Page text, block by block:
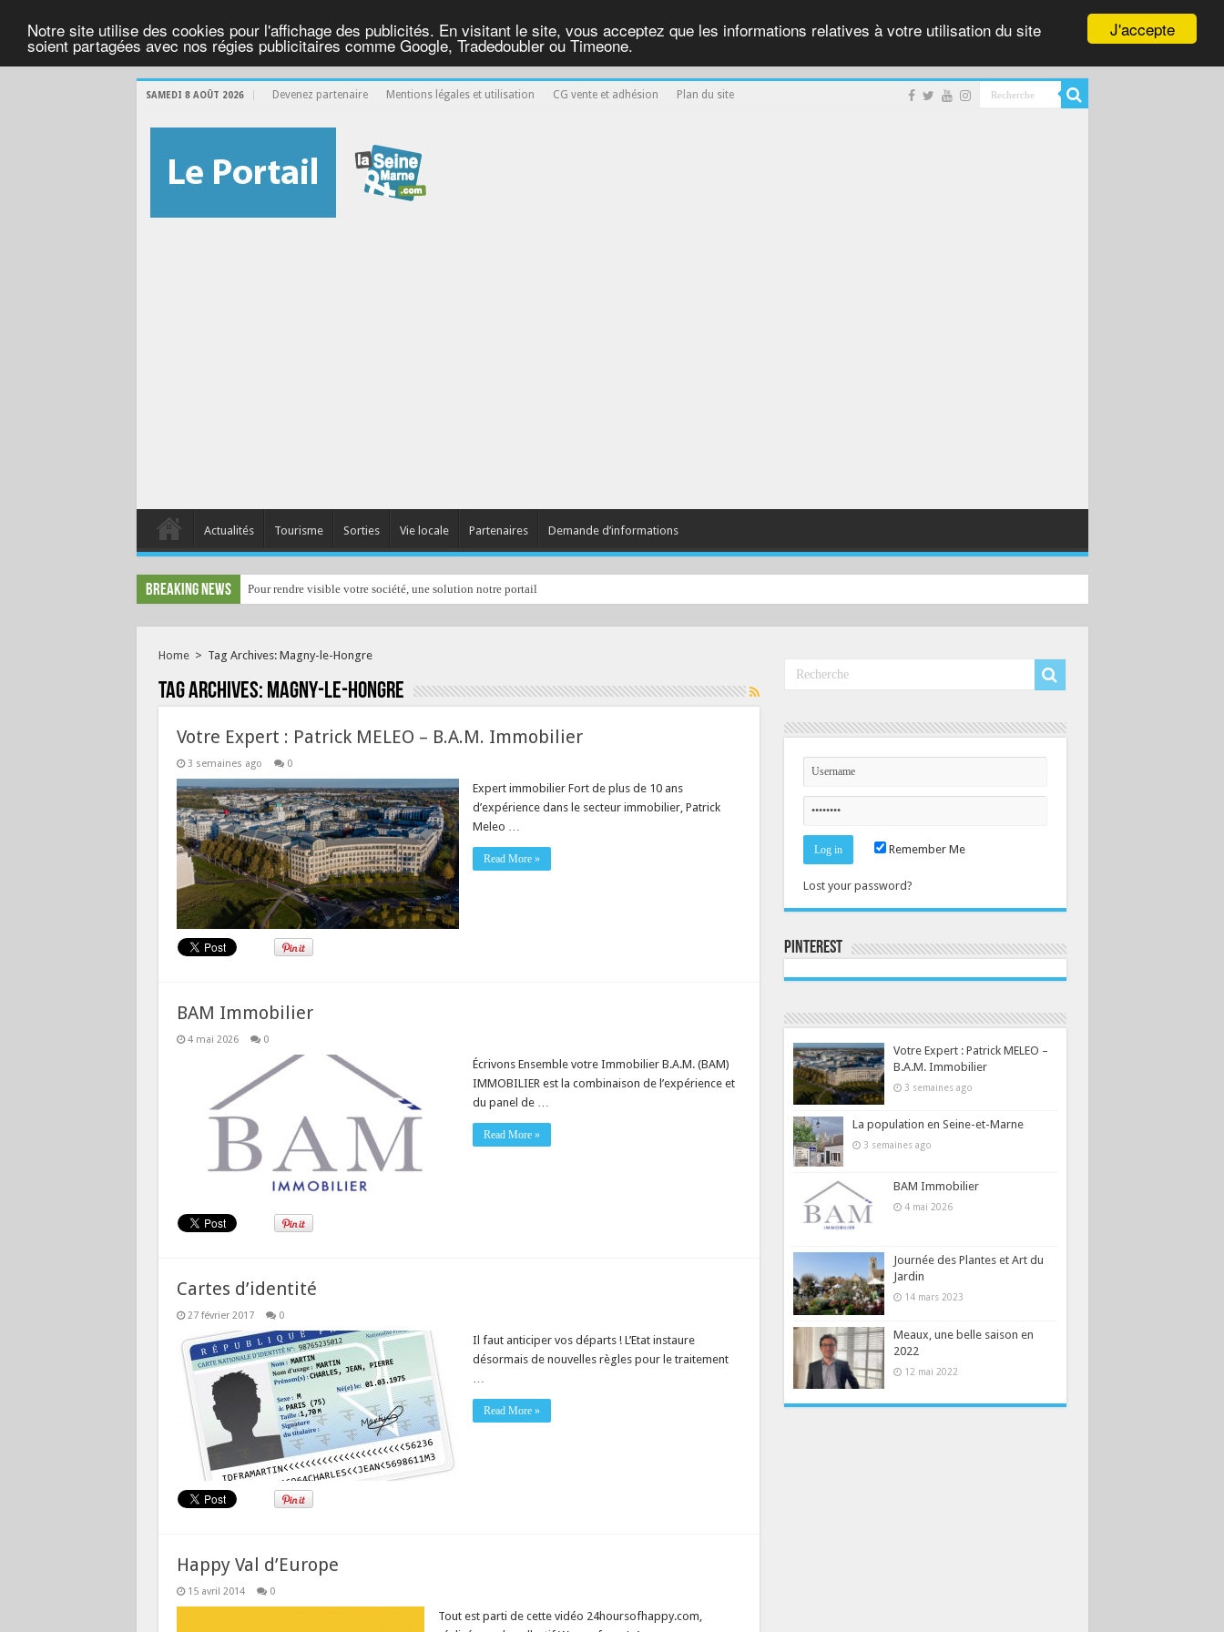
J'accepte
Notre site utilise des cookies pour l'affichage des publicités. En visitant le site, vous acceptez que les informations relatives à votre utilisation du site
soient partagées avec nos régies publicitaires comme Google, Tradedoubler ou Timeone.
SAMEDI 8 AOÛT 2026 Devenez partenaire Mentions légales et utilisation CG vente et adhésion Plan du site
Actualités Tourisme Sorties Vie locale Partenaires Demande d’informations
Breaking News Pour rendre visible votre société, une solution notre portail
Home > Tag Archives: Magny-le-Hongre
Tag Archives: Magny-le-Hongre
Votre Expert : Patrick MELEO – B.A.M. Immobilier
3 semaines ago 0
Expert immobilier Fort de plus de 10 ans
d’expérience dans le secteur immobilier, Patrick
Meleo …
Read More »
BAM Immobilier
4 mai 2026 0
Écrivons Ensemble votre Immobilier B.A.M. (BAM)
IMMOBILIER est la combinaison de l’expérience et
du panel de …
Read More »
Cartes d’identité
27 février 2017 0
Il faut anticiper vos départs ! L’Etat instaure
désormais de nouvelles règles pour le traitement
…
Read More »
Happy Val d’Europe
15 avril 2014 0
Tout est parti de cette vidéo 24hoursofhappy.com,
Remember Me
Lost your password?
Pinterest
Votre Expert : Patrick MELEO –
B.A.M. Immobilier
3 semaines ago
La population en Seine-et-Marne
3 semaines ago
BAM Immobilier
4 mai 2026
Journée des Plantes et Art du
Jardin
14 mars 2023
Meaux, une belle saison en
2022
12 mai 2022